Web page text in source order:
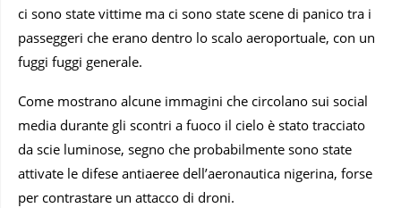
ci sono state vittime ma ci sono state scene di panico tra i
passeggeri che erano dentro lo scalo aeroportuale, con un
fuggi fuggi generale.
Come mostrano alcune immagini che circolano sui social
media durante gli scontri a fuoco il cielo è stato tracciato
da scie luminose, segno che probabilmente sono state
attivate le difese antiaeree dell’aeronautica nigerina, forse
per contrastare un attacco di droni.